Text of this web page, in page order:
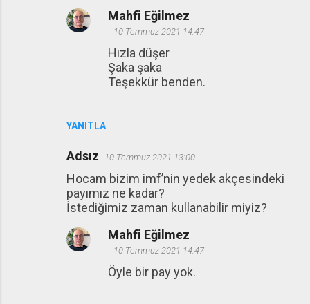
YANITLA
Mahfi Eğilmez
10 Temmuz 2021 14:47
Hızla düşer
Şaka şaka
Teşekkür benden.
Adsız 10 Temmuz 2021 13:00
Hocam bizim imf’nin yedek akçesindeki
payımız ne kadar?
İstediğimiz zaman kullanabilir miyiz?
Mahfi Eğilmez
10 Temmuz 2021 14:47
Öyle bir pay yok.